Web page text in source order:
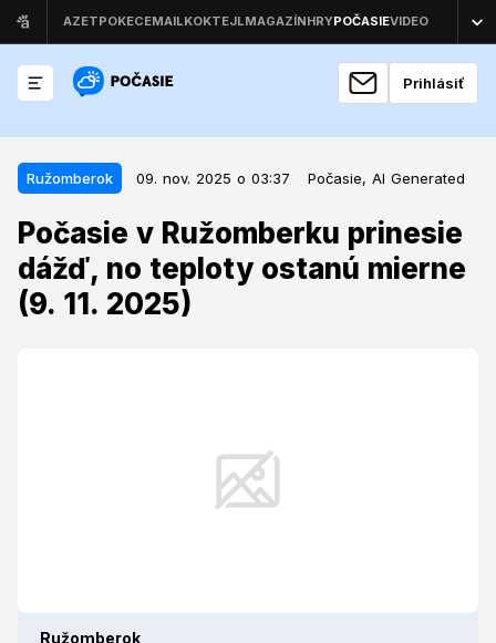
Prihlásiť
Ružomberok 09. nov. 2025 o 03:37 Počasie, AI Generated
Počasie v Ružomberku prinesie
dážď, no teploty ostanú mierne
(9. 11. 2025)
Ružomberok
Ružomberok 09. nov. 2025 o 03:37
Počasie v Ružomberku prinesie
dážď, no teploty ostanú mierne (9.
11. 2025)